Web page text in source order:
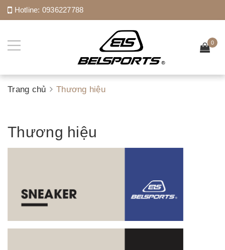
Hotline: 0936227788
0
Trang chủ Thương hiệu
Thương hiệu